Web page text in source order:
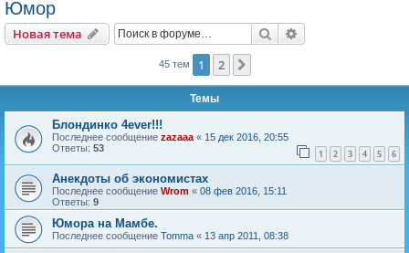
Юмор
Новая тема
Новаятема Поиск
45 тем 1 2
Темы
Блондинко 4ever!!!
Последнее сообщение zazaaa « 15 дек 2016, 20:55
Ответы: 53 1 2 3 4 5 6
Анекдоты об экономистах
Последнее сообщение Wrom « 08 фев 2016, 15:11
Ответы: 9
Юмора на Мамбе.
Последнее сообщение Tomma « 13 апр 2011, 08:38